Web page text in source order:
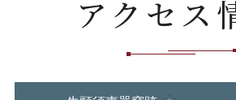
アクセス